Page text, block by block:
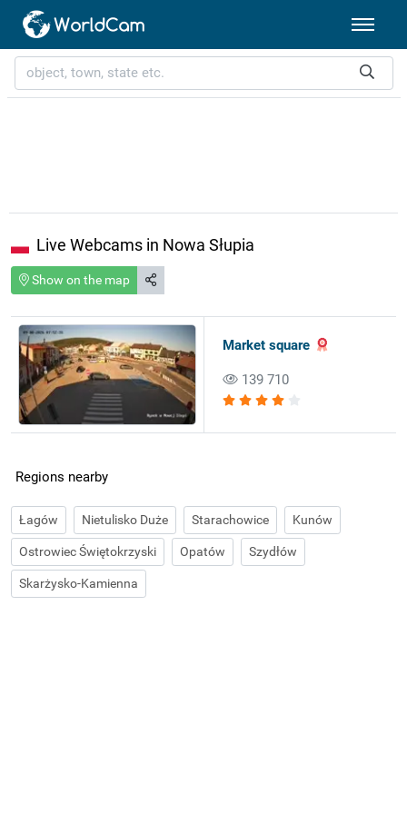
Live Webcams in Nowa Słupia
Show on the map
Market square
139 710
Regions nearby
Łagów Nietulisko Duże Starachowice Kunów
Ostrowiec Świętokrzyski Opatów Szydłów
Skarżysko-Kamienna